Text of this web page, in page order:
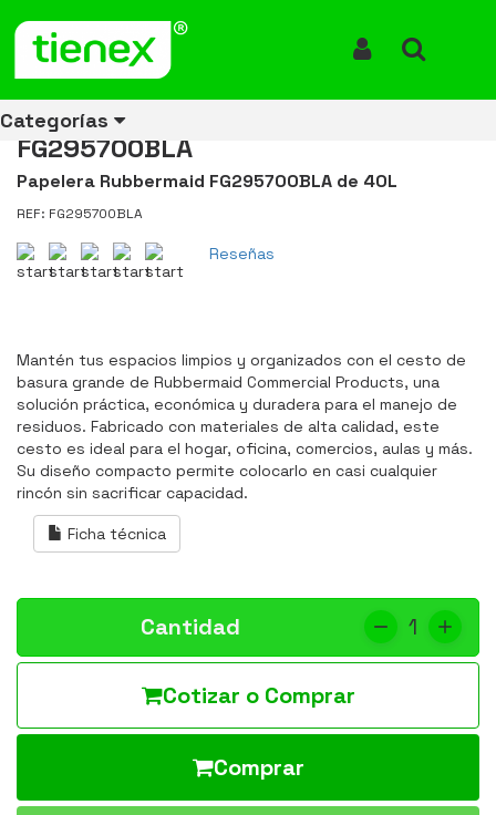
Categorías
Papelera Rectangular Grande 40 Litros Negro Rubbermaid
FG295700BLA
Papelera Rectangular Grande
40 Litros Negro Rubbermaid
FG295700BLA
Papelera Rubbermaid FG295700BLA de 40L
REF: FG295700BLA
Reseñas
Mantén tus espacios limpios y organizados con el cesto de
basura grande de Rubbermaid Commercial Products, una
solución práctica, económica y duradera para el manejo de
residuos. Fabricado con materiales de alta calidad, este
cesto es ideal para el hogar, oficina, comercios, aulas y más.
Su diseño compacto permite colocarlo en casi cualquier
rincón sin sacrificar capacidad.
Ficha técnica
Cantidad 1
Cotizar o Comprar
Comprar
Ver todos
los
productos
Ver todos
los
productos
RECICLAJE
Ver todos
los
productos
Ver todos
los
productos
LIMPIEZA
Ver todos
los
productos
MATERIALES
Ver todos
los
productos
Ver todos
los
productos
BAÑOS